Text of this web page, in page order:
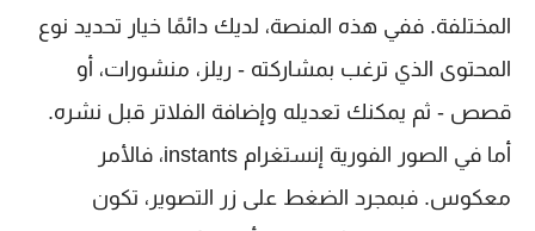
المختلفة. ففي هذه المنصة، لديك دائمًا خيار تحديد نوع
المحتوى الذي ترغب بمشاركته - ريلز، منشورات، أو
قصص - ثم يمكنك تعديله وإضافة الفلاتر قبل نشره.
أما في الصور الفورية إنستغرام instants، فالأمر
معكوس. فبمجرد الضغط على زر التصوير، تكون